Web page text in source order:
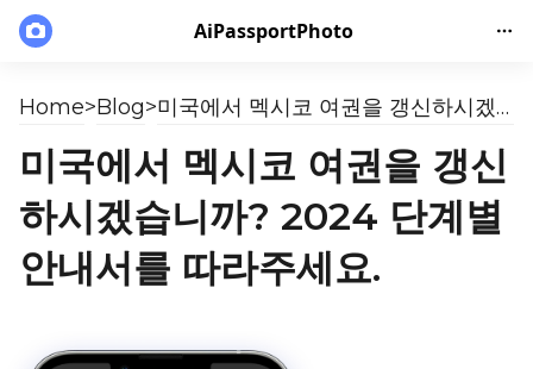
AiPassportPhoto
Home>Blog> 미국에서 멕시코 여권을 갱신하시겠습니까? 2024 단계별 안내서를 따라주세요.
미국에서 멕시코 여권을 갱신
하시겠습니까? 2024 단계별
안내서를 따라주세요.